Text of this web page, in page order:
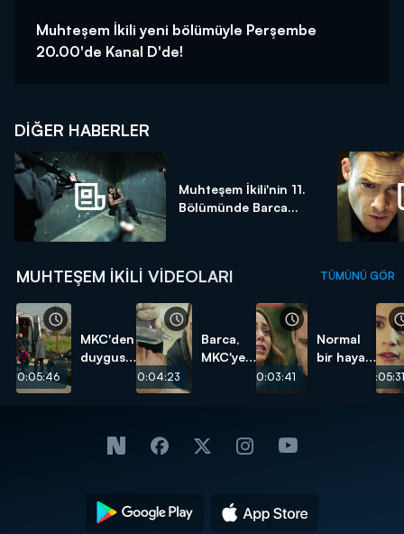
Muhteşem İkili yeni bölümüyle Perşembe
20.00'de Kanal D'de!
DIĞER HABERLER
Muhteşem İkili'nin 11.
Bölümünde Barca...
MUHTEŞEM İKILI VIDEOLARI TÜMÜNÜ GÖR
00:05:46
MKC'den
duygusal
00:04:23
Barca,
MKC'ye
00:03:41
Normal
bir hayat
00:05:31